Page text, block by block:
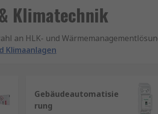
Klimatechnik
an HLK- und
Klimaanlagen
Gebäudeautomatisie
rung